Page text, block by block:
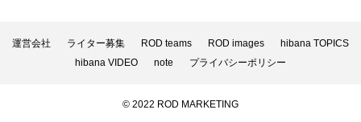
運営会社 ライター募集 ROD teams ROD images
hibana TOPICS
hibana VIDEO
note プライバシーポリシー
© 2022 ROD MARKETING